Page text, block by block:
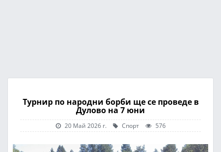
Турнир по народни борби ще се проведе в
Дулово на 7 юни
20 Май 2026 г. Спорт 576